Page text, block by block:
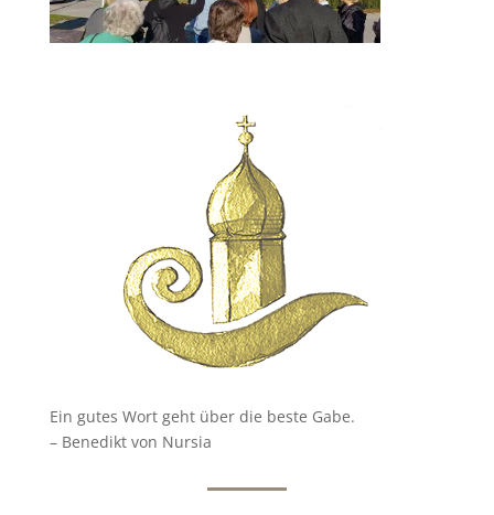
Ein gutes Wort geht über die beste Gabe.
– Benedikt von Nursia